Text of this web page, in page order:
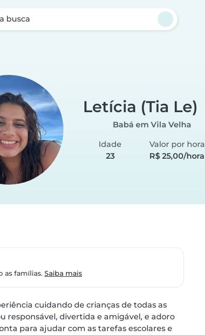
busca
Letícia (Tia Le)
Babá em Vila Velha
Idade
23
Valor por hora
R$ 25,00/hora
as famílias. Saiba mais
cuidando de crianças de todas as
responsável, divertida e amigável, e adoro
para ajudar com as tarefas escolares e